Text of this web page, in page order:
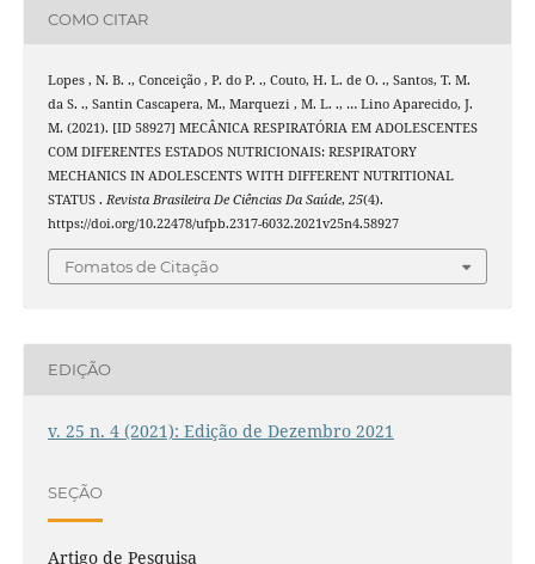
COMO CITAR
Lopes , N. B. ., Conceição , P. do P. ., Couto, H. L. de O. ., Santos, T. M.
da S. ., Santin Cascapera, M., Marquezi , M. L. ., … Lino Aparecido, J.
M. (2021). [ID 58927] MECÂNICA RESPIRATÓRIA EM ADOLESCENTES
COM DIFERENTES ESTADOS NUTRICIONAIS: RESPIRATORY
MECHANICS IN ADOLESCENTS WITH DIFFERENT NUTRITIONAL
STATUS . Revista Brasileira De Ciências Da Saúde, 25(4).
https://doi.org/10.22478/ufpb.2317-6032.2021v25n4.58927
Fomatos de Citação
EDIÇÃO
v. 25 n. 4 (2021): Edição de Dezembro 2021
SEÇÃO
Artigo de Pesquisa